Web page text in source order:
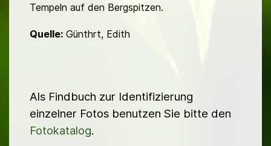
Tempeln auf den Bergspitzen.
Quelle: Günthrt, Edith
Als Findbuch zur Identifizierung
einzelner Fotos benutzen Sie bitte den
Fotokatalog.